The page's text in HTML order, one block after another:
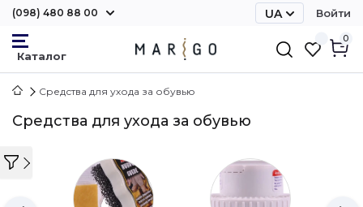
(098) 480 88 00 UA Войти
0
Средства для ухода за обувью
Средства для ухода за обувью